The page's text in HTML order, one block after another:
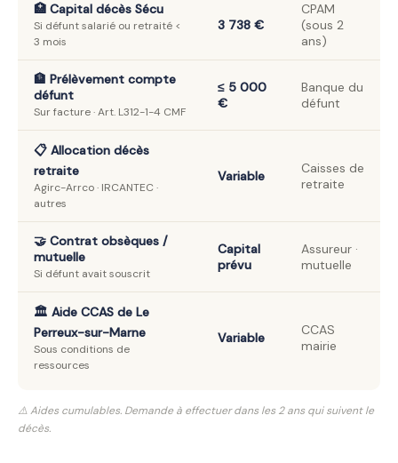
🏥 Capital décès Sécu
Si défunt salarié ou retraité <
3 mois
3 738 €
CPAM
(sous 2
ans)
🏦 Prélèvement compte
défunt
Sur facture · Art. L312-1-4 CMF
≤ 5 000
€
Banque du
défunt
📋 Allocation décès
retraite
Agirc-Arrco · IRCANTEC ·
autres
Variable
Caisses de
retraite
🤝 Contrat obsèques /
mutuelle
Si défunt avait souscrit
Capital
prévu
Assureur ·
mutuelle
🏛️ Aide CCAS de Le
Perreux-sur-Marne
Sous conditions de
ressources
Variable
CCAS
mairie
⚠️ Aides cumulables. Demande à effectuer dans les 2 ans qui suivent le
décès.